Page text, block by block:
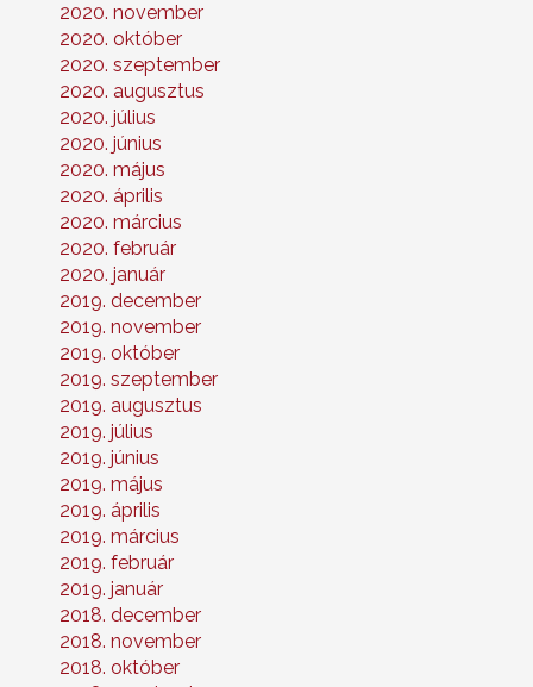
2020. november
2020. október
2020. szeptember
2020. augusztus
2020. július
2020. június
2020. május
2020. április
2020. március
2020. február
2020. január
2019. december
2019. november
2019. október
2019. szeptember
2019. augusztus
2019. július
2019. június
2019. május
2019. április
2019. március
2019. február
2019. január
2018. december
2018. november
2018. október